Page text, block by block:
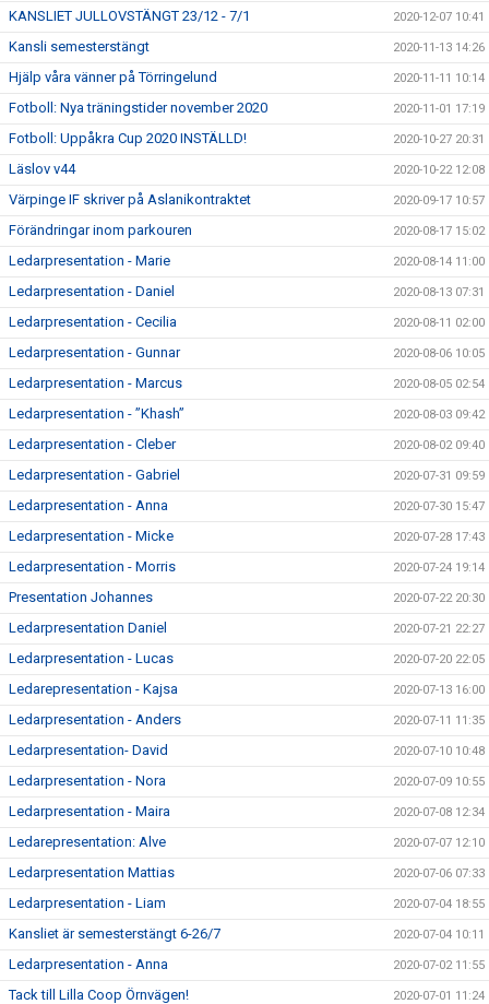
KANSLIET JULLOVSTÄNGT 23/12 - 7/1 2020-12-07 10:41
Kansli semesterstängt 2020-11-13 14:26
Hjälp våra vänner på Törringelund 2020-11-11 10:14
Fotboll: Nya träningstider november 2020 2020-11-01 17:19
Fotboll: Uppåkra Cup 2020 INSTÄLLD! 2020-10-27 20:31
Läslov v44 2020-10-22 12:08
Värpinge IF skriver på Aslanikontraktet 2020-09-17 10:57
Förändringar inom parkouren 2020-08-17 15:02
Ledarpresentation - Marie 2020-08-14 11:00
Ledarpresentation - Daniel 2020-08-13 07:31
Ledarpresentation - Cecilia 2020-08-11 02:00
Ledarpresentation - Gunnar 2020-08-06 10:05
Ledarpresentation - Marcus 2020-08-05 02:54
Ledarpresentation - ”Khash” 2020-08-03 09:42
Ledarpresentation - Cleber 2020-08-02 09:40
Ledarpresentation - Gabriel 2020-07-31 09:59
Ledarpresentation - Anna 2020-07-30 15:47
Ledarpresentation - Micke 2020-07-28 17:43
Ledarpresentation - Morris 2020-07-24 19:14
Presentation Johannes 2020-07-22 20:30
Ledarpresentation Daniel 2020-07-21 22:27
Ledarpresentation - Lucas 2020-07-20 22:05
Ledarepresentation - Kajsa 2020-07-13 16:00
Ledarpresentation - Anders 2020-07-11 11:35
Ledarpresentation- David 2020-07-10 10:48
Ledarpresentation - Nora 2020-07-09 10:55
Ledarpresentation - Maira 2020-07-08 12:34
Ledarepresentation: Alve 2020-07-07 12:10
Ledarpresentation Mattias 2020-07-06 07:33
Ledarpresentation - Liam 2020-07-04 18:55
Kansliet är semesterstängt 6-26/7 2020-07-04 10:11
Ledarpresentation - Anna 2020-07-02 11:55
Tack till Lilla Coop Örnvägen! 2020-07-01 11:24